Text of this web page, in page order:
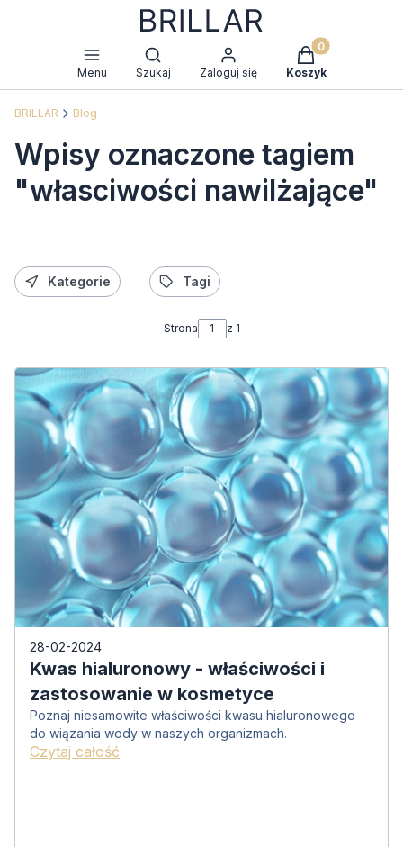
Menu
Otwórz wyszukiwarkę
Szukaj Zaloguj się
Produkty w
Koszyk
BRILLAR Blog
Wpisy oznaczone tagiem
"własciwości nawilżające"
Kategorie Tagi
Strona z 1
28-02-2024
Kwas hialuronowy - właściwości i
zastosowanie w kosmetyce
Poznaj niesamowite właściwości kwasu hialuronowego
do wiązania wody w naszych organizmach.
Czytaj całość